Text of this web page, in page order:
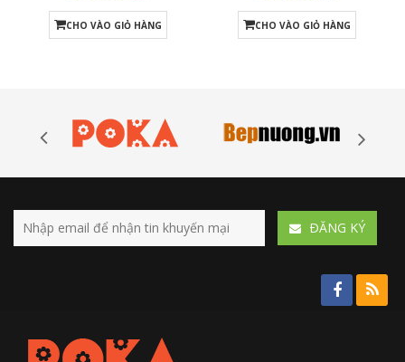
CHO VÀO GIỎ HÀNG CHO VÀO GIỎ HÀNG
ÐĂNG KÝ